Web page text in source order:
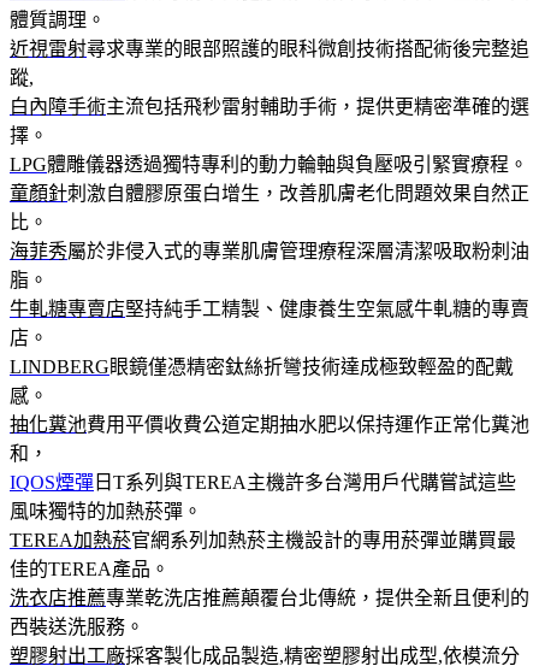
體質調理。
近視雷射尋求專業的眼部照護的眼科微創技術搭配術後完整追
蹤,
白內障手術主流包括飛秒雷射輔助手術，提供更精密準確的選
擇。
LPG體雕儀器透過獨特專利的動力輪軸與負壓吸引緊實療程。
童顏針刺激自體膠原蛋白增生，改善肌膚老化問題效果自然正
比。
海菲秀屬於非侵入式的專業肌膚管理療程深層清潔吸取粉刺油
脂。
牛軋糖專賣店堅持純手工精製、健康養生空氣感牛軋糖的專賣
店。
LINDBERG眼鏡僅憑精密鈦絲折彎技術達成極致輕盈的配戴
感。
抽化糞池費用平價收費公道定期抽水肥以保持運作正常化糞池
和，
IQOS煙彈 日T系列與TEREA主機許多台灣用戶代購嘗試這些
風味獨特的加熱菸彈。
TEREA加熱菸官網系列加熱菸主機設計的專用菸彈並購買最
佳的TEREA產品。
洗衣店推薦專業乾洗店推薦顛覆台北傳統，提供全新且便利的
西裝送洗服務。
塑膠射出工廠採客製化成品製造,精密塑膠射出成型,依模流分